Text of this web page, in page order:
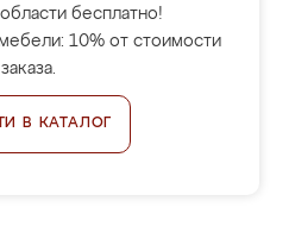
бесплатно!
10% от стоимости
заказа.
В КАТАЛОГ